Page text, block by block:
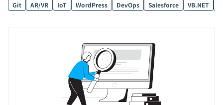
Git
AR/VR IoT WordPress DevOps Salesforce VB.NET